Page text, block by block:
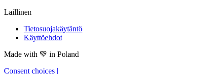
Laillinen
Tietosuojakäytäntö
Käyttöehdot
Made with 💚 in Poland
Consent choices |